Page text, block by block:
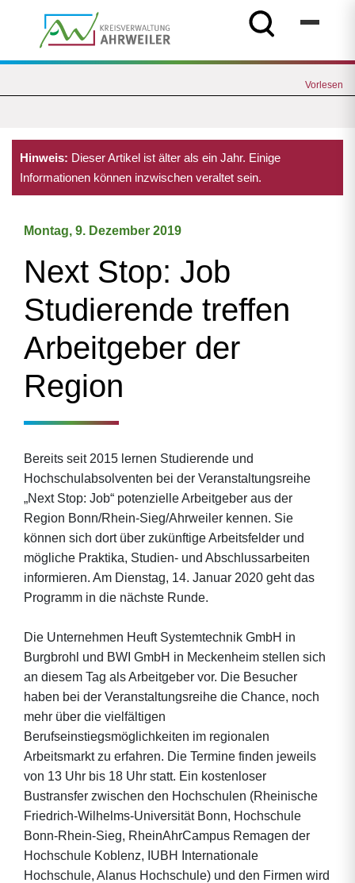
Vorlesen
Hinweis: Dieser Artikel ist älter als ein Jahr. Einige
Informationen können inzwischen veraltet sein.
Montag, 9. Dezember 2019
Next Stop: Job 
Studierende treffen
Arbeitgeber der
Region
Bereits seit 2015 lernen Studierende und
Hochschulabsolventen bei der Veranstaltungsreihe
„Next Stop: Job“ potenzielle Arbeitgeber aus der
Region Bonn/Rhein-Sieg/Ahrweiler kennen. Sie
können sich dort über zukünftige Arbeitsfelder und
mögliche Praktika, Studien- und Abschlussarbeiten
informieren. Am Dienstag, 14. Januar 2020 geht das
Programm in die nächste Runde.
Die Unternehmen Heuft Systemtechnik GmbH in
Burgbrohl und BWI GmbH in Meckenheim stellen sich
an diesem Tag als Arbeitgeber vor. Die Besucher
haben bei der Veranstaltungsreihe die Chance, noch
mehr über die vielfältigen
Berufseinstiegsmöglichkeiten im regionalen
Arbeitsmarkt zu erfahren. Die Termine finden jeweils
von 13 Uhr bis 18 Uhr statt. Ein kostenloser
Bustransfer zwischen den Hochschulen (Rheinische
Friedrich-Wilhelms-Universität Bonn, Hochschule
Bonn-Rhein-Sieg, RheinAhrCampus Remagen der
Hochschule Koblenz, IUBH Internationale
Hochschule, Alanus Hochschule) und den Firmen wird